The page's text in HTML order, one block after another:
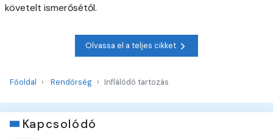
követelt ismerősétől.
Olvassa el a teljes cikket
Főoldal Rendőrség Inflálódó tartozás
Kapcsolódó